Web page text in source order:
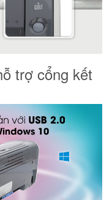
trợ cổng kết